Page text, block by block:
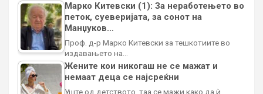
Марко Китевски (1): За неработењето во
петок, суеверијата, за сонот на
Манџуков…
Проф. д-р Марко Китевски за тешкотиите во
издавањето на…
Жените кои никогаш не се мажат и
немаат деца се најсреќни
Уште од детството, таа се мажи како да ѝ…